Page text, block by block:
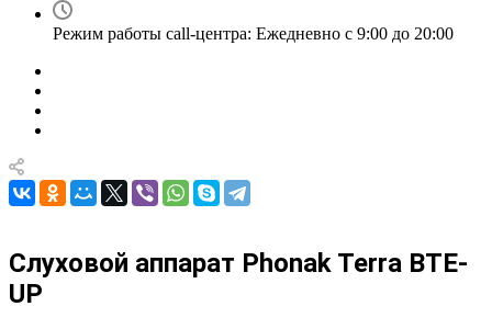
Режим работы call-центра: Ежедневно с 9:00 до 20:00
Слуховой аппарат Phonak Terra BTE-
UP